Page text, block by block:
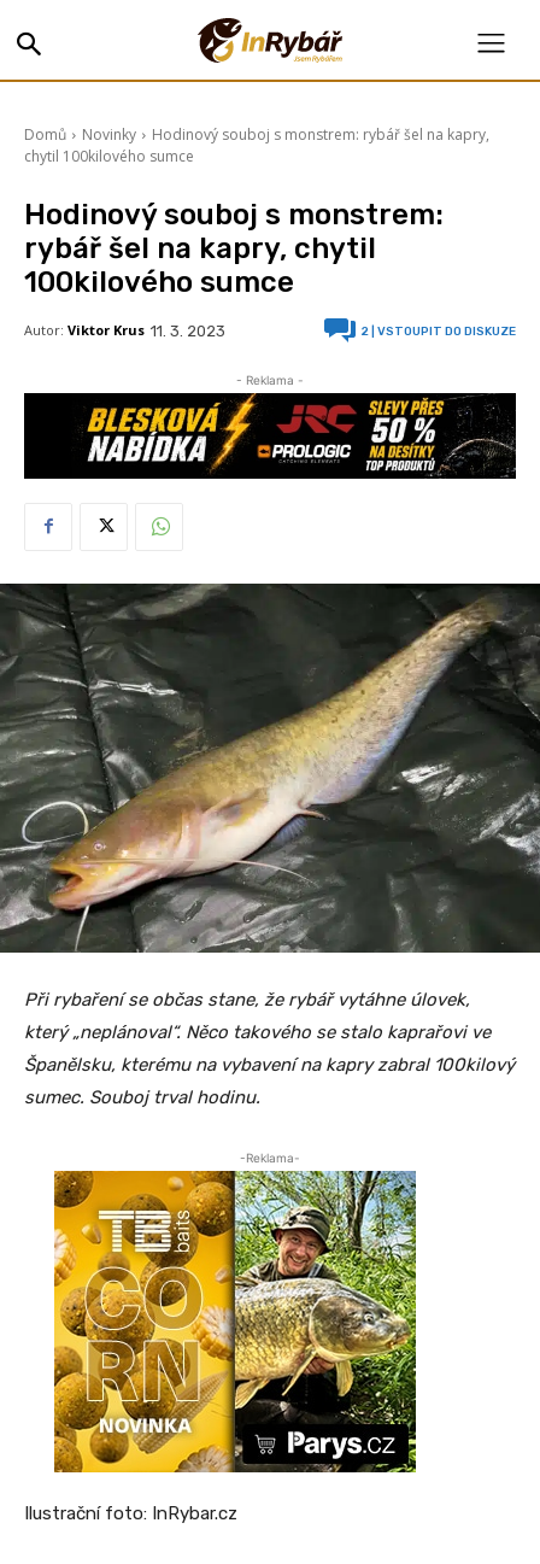
Domů Novinky
Hodinový souboj s monstrem: rybář šel na kapry,
chytil 100kilového sumce
Hodinový souboj s monstrem:
rybář šel na kapry, chytil
100kilového sumce
Autor: Viktor Krus 11. 3. 2023 2 | VSTOUPIT DO DISKUZE
- Reklama -
Při rybaření se občas stane, že rybář vytáhne úlovek,
který „neplánoval“. Něco takového se stalo kaprařovi ve
Španělsku, kterému na vybavení na kapry zabral 100kilový
sumec. Souboj trval hodinu.
-Reklama-
Ilustrační foto: InRybar.cz